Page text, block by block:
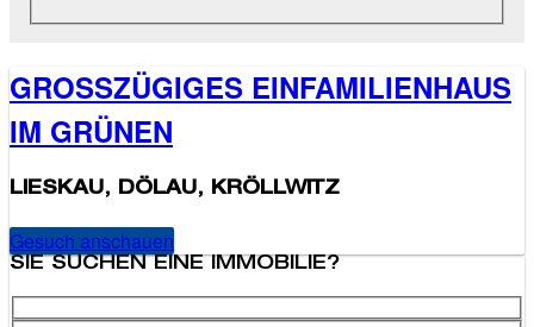
GROSSZÜGIGES EINFAMILIENHAUS I
M GRÜNEN
LIESKAU, DÖLAU, KRÖLLWITZ
Gesuch anschauen
SIE SUCHEN EINE IMMOBILIE?